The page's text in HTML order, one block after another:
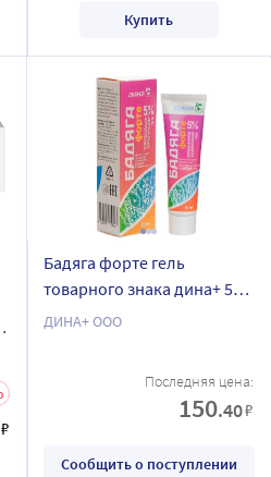
Купить
₽
Бадяга форте гель
товарного знака дина+ 50
мл
ДИНА+ ООО
Последняя цена:
150.40₽
Сообщить о поступлении